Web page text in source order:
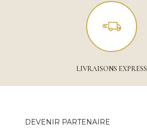
LIVRAISONS EXPRESS
DEVENIR PARTENAIRE